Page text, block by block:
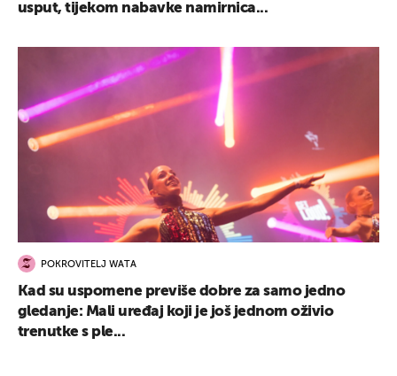
usput, tijekom nabavke namirnica...
POKROVITELJ WATA
Kad su uspomene previše dobre za samo jedno
gledanje: Mali uređaj koji je još jednom oživio
trenutke s ple...